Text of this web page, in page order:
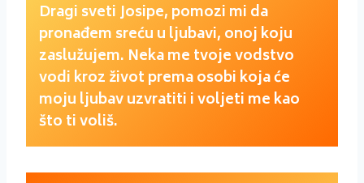
Dragi sveti Josipe, pomozi mi da
pronađem sreću u ljubavi, onoj koju
zaslužujem. Neka me tvoje vodstvo
vodi kroz život prema osobi koja će
moju ljubav uzvratiti i voljeti me kao
što ti voliš.